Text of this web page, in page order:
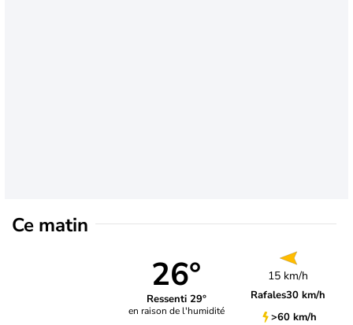
Ce matin
26°
Ressenti 29°
en raison de l'humidité
15 km/h
Rafales30 km/h
>60 km/h